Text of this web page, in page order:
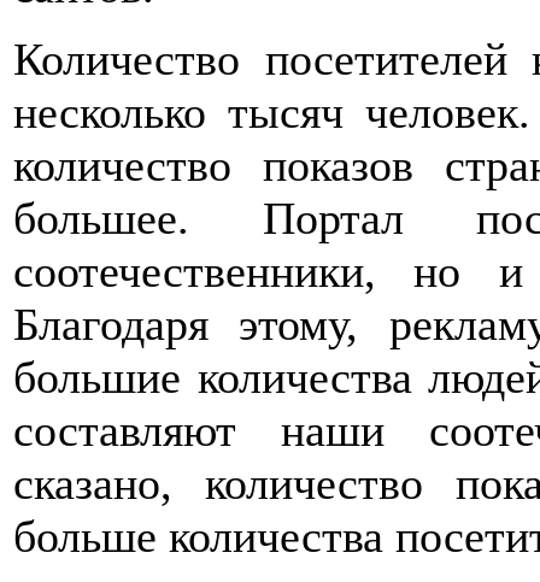
Количество
несколько тысяч
количество показов
большее. Портал
соотечественники, но
Благодаря этому,
большие количества
составляют наши
сказано, количество
больше количества